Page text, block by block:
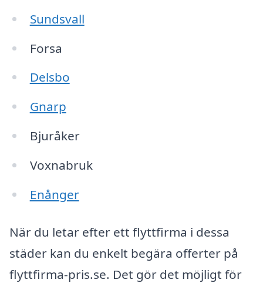
Sundsvall
Forsa
Delsbo
Gnarp
Bjuråker
Voxnabruk
Enånger
När du letar efter ett flyttfirma i dessa
städer kan du enkelt begära offerter på
flyttfirma-pris.se. Det gör det möjligt för